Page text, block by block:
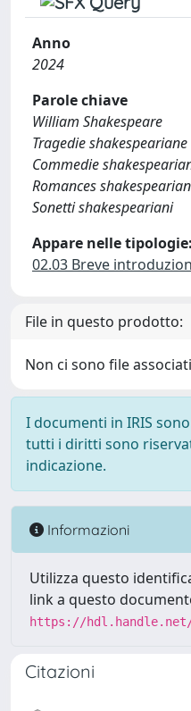
Anno
2024
Parole chiave
William Shakespeare
Tragedie shakespeariane
Commedie
Romances
Sonetti shakespeariani
Appare nelle tipologie:
02.03 Breve
File in questo prodotto:
Non ci sono file
I documenti in IRIS
tutti i diritti sono
indicazione.
Informazioni
Utilizza questo
link a questo
https://hdl.handle.net/
Citazioni